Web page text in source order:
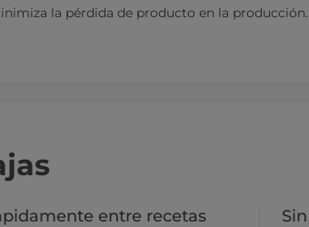
la pérdida de producto en la producción.
entre recetas